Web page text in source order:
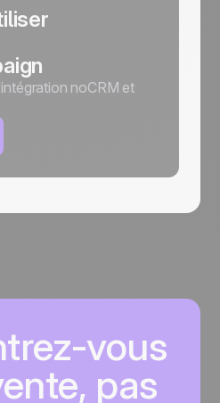
noCRM et
vous
pas